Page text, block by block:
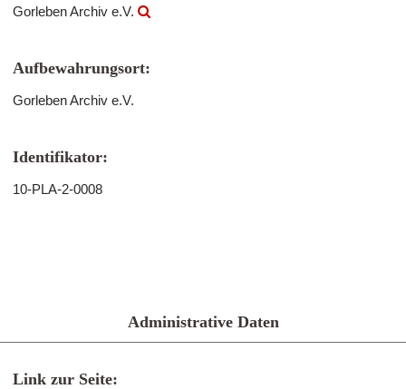
Gorleben Archiv e.V.
Aufbewahrungsort:
Gorleben Archiv e.V.
Identifikator:
10-PLA-2-0008
Administrative Daten
Link zur Seite: